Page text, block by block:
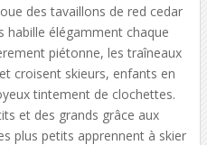
des tavaillons de red cedar
habille élégamment chaque
piétonne, les traîneaux
croisent skieurs, enfants en
tintement de clochettes.
et des grands grâce aux
plus petits apprennent à skier